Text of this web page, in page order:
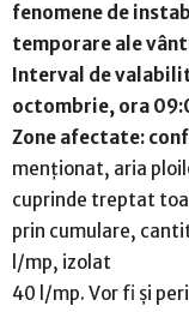
fenomene de
temporare ale
Interval de
octombrie, ora
Zone afectate:
menționat, aria
cuprinde treptat
prin cumulare,
l/mp, izolat
40 l/mp. Vor fi și